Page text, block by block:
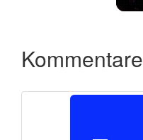
Kommentare